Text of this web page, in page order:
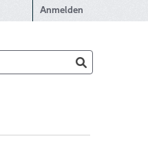
Anmelden